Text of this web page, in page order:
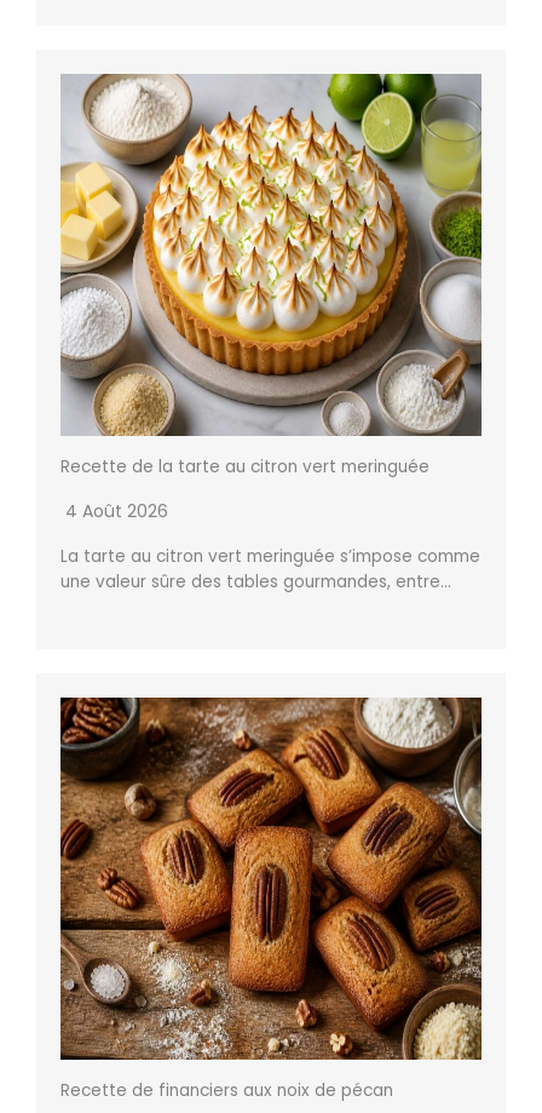
Recette de la tarte au citron vert meringuée
4 Août 2026
La tarte au citron vert meringuée s’impose comme
une valeur sûre des tables gourmandes, entre…
Recette de financiers aux noix de pécan